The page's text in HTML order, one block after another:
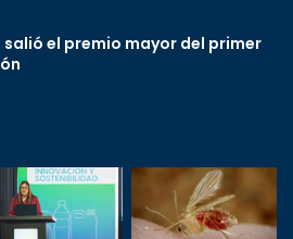
salió el premio mayor del primer